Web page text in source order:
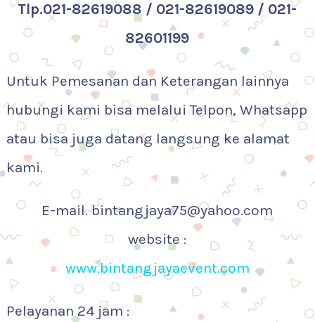
Tlp.021-82619088 / 021-82619089 / 021-
82601199
Untuk Pemesanan dan Keterangan lainnya
hubungi kami bisa melalui Telpon, Whatsapp
atau bisa juga datang langsung ke alamat
kami.
E-mail. bintangjaya75@yahoo.com
website :
www.bintangjayaevent.com
Pelayanan 24 jam :